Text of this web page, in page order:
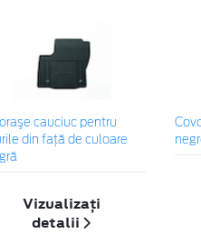
cauciuc pentru
din față de culoare
Vizualizați
detalii